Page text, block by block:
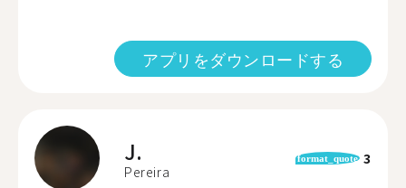
アプリをダウンロードする
J.
Pereira
format_quote 3